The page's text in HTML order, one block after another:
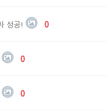
성공! 0
0
0